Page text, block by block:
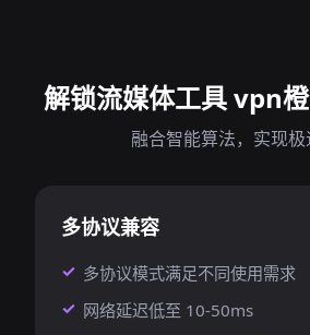
解锁流媒体工具 vpn
融合智能算法，实现
多协议兼容
多协议模式满足不同使用需求
网络延迟低至 10-50ms